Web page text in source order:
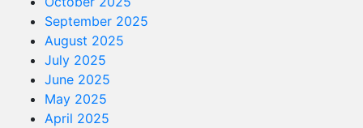
September 2025
August 2025
July 2025
June 2025
May 2025
April 2025